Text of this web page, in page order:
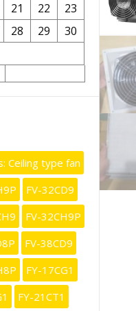
21 22
23
28 29
30
Ceiling type fan
FV-32CD9
FV-32CH9P
FV-38CD9
FY-17CG1
FY-21CT1